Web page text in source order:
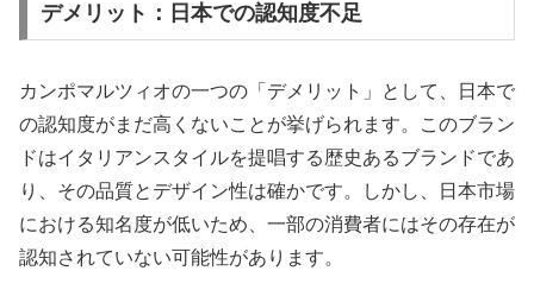
デメリット：日本での認知度不足
カンポマルツィオの一つの「デメリット」として、日本で
の認知度がまだ高くないことが挙げられます。このブラン
ドはイタリアンスタイルを提唱する歴史あるブランドであ
り、その品質とデザイン性は確かです。しかし、日本市場
における知名度が低いため、一部の消費者にはその存在が
認知されていない可能性があります。